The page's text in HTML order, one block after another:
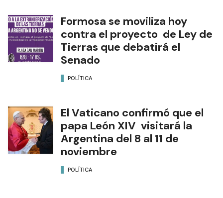
Formosa se moviliza hoy
contra el proyecto de Ley de
Tierras que debatirá el
Senado
POLÍTICA
El Vaticano confirmó que el
papa León XIV visitará la
Argentina del 8 al 11 de
noviembre
POLÍTICA